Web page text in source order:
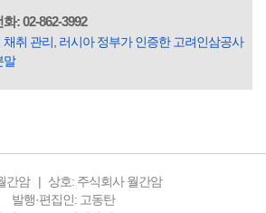
: 02-862-3992
취 관리, 러시아 정부가 인증한 고려인삼공사
말
간암
상호: 주식회사 월간암
발행·편집인: 고동탄